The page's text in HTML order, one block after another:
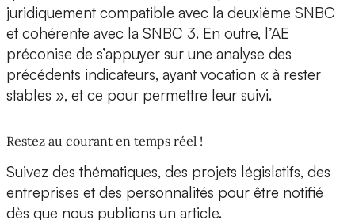
juridiquement compatible avec la deuxième SNBC
et cohérente avec la SNBC 3. En outre, l’AE
préconise de s’appuyer sur une analyse des
précédents indicateurs, ayant vocation « à rester
stables », et ce pour permettre leur suivi.
Restez au courant en temps réel !
Suivez des thématiques, des projets législatifs, des
entreprises et des personnalités pour être notifié
dès que nous publions un article.